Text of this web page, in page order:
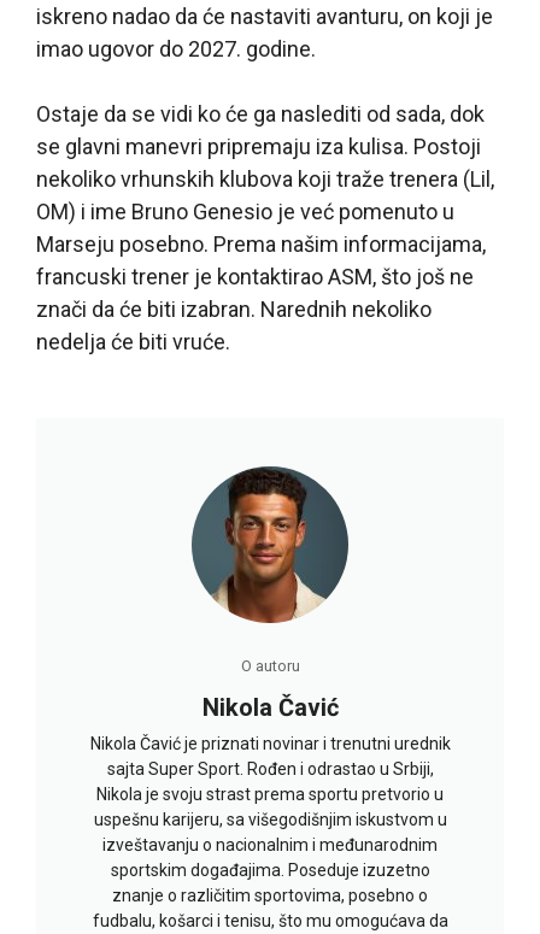
iskreno nadao da će nastaviti avanturu, on koji je
imao ugovor do 2027. godine.
Ostaje da se vidi ko će ga naslediti od sada, dok
se glavni manevri pripremaju iza kulisa. Postoji
nekoliko vrhunskih klubova koji traže trenera (Lil,
OM) i ime Bruno Genesio je već pomenuto u
Marseju posebno. Prema našim informacijama,
francuski trener je kontaktirao ASM, što još ne
znači da će biti izabran. Narednih nekoliko
nedelja će biti vruće.
O autoru
Nikola Čavić
Nikola Čavić je priznati novinar i trenutni urednik
sajta Super Sport. Rođen i odrastao u Srbiji,
Nikola je svoju strast prema sportu pretvorio u
uspešnu karijeru, sa višegodišnjim iskustvom u
izveštavanju o nacionalnim i međunarodnim
sportskim događajima. Poseduje izuzetno
znanje o različitim sportovima, posebno o
fudbalu, košarci i tenisu, što mu omogućava da